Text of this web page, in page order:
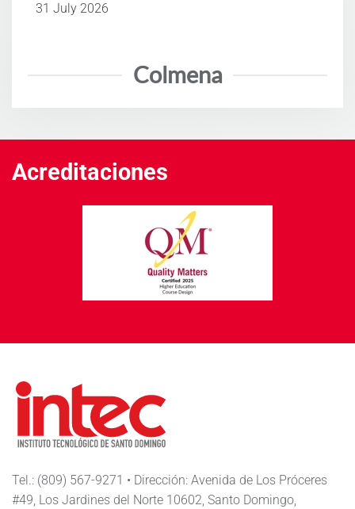
31 July 2026
Colmena
Acreditaciones
Tel.: (809) 567-9271 • Dirección: Avenida de Los Próceres
#49, Los Jardines del Norte 10602, Santo Domingo,